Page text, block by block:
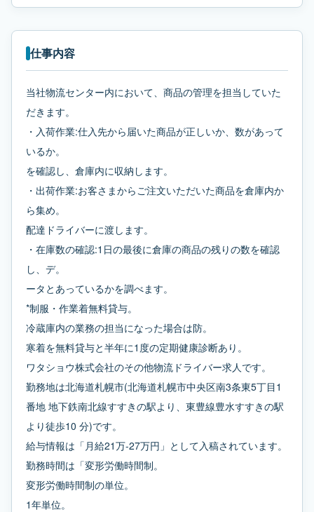
仕事内容
当社物流センター内において、商品の管理を担当していた
だきます。
・入荷作業:仕入先から届いた商品が正しいか、数があって
いるか。
を確認し、倉庫内に収納します。
・出荷作業:お客さまからご注文いただいた商品を倉庫内か
ら集め。
配達ドライバーに渡します。
・在庫数の確認:1日の最後に倉庫の商品の残りの数を確認
し、デ。
ータとあっているかを調べます。
*制服・作業着無料貸与。
冷蔵庫内の業務の担当になった場合は防。
寒着を無料貸与と半年に1度の定期健康診断あり。
ワタショウ株式会社のその他物流ドライバー求人です。
勤務地は北海道札幌市(北海道札幌市中央区南3条東5丁目1
番地 地下鉄南北線すすきの駅より、東豊線豊水すすきの駅
より徒歩10 分)です。
給与情報は「月給21万-27万円」として入稿されています。
勤務時間は「変形労働時間制。
変形労働時間制の単位。
1年単位。